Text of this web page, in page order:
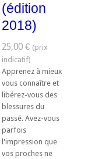
(édition
2018)
25,00 €
Apprenez à mieux
vous connaître et
libérez-vous des
blessures du
passé. Avez-vous
parfois
l'impression que
vos proches ne